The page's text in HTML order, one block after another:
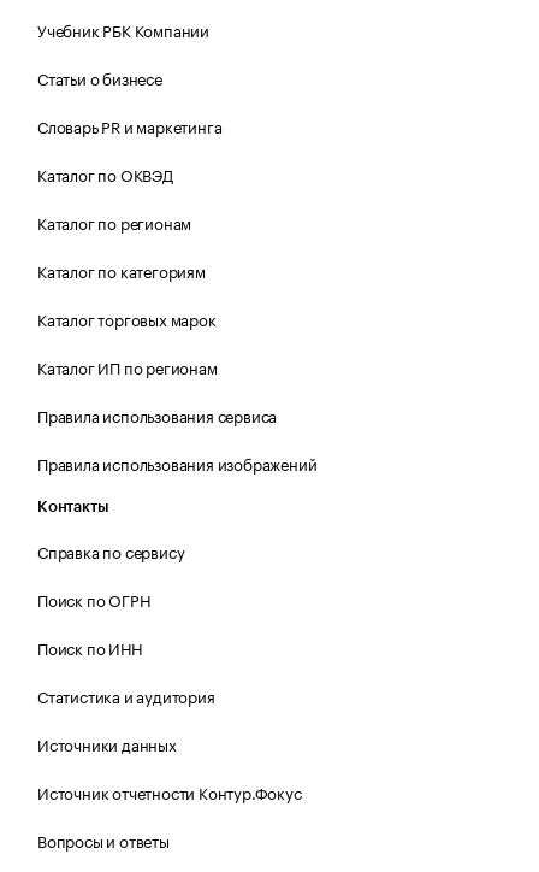
Учебник РБК Компании
Статьи о бизнесе
Словарь PR и маркетинга
Каталог по ОКВЭД
Каталог по регионам
Каталог по категориям
Каталог торговых марок
Каталог ИП по регионам
Правила использования сервиса
Правила использования изображений
Контакты
Справка по сервису
Поиск по ОГРН
Поиск по ИНН
Статистика и аудитория
Источники данных
Источник отчетности Контур.Фокус
Вопросы и ответы